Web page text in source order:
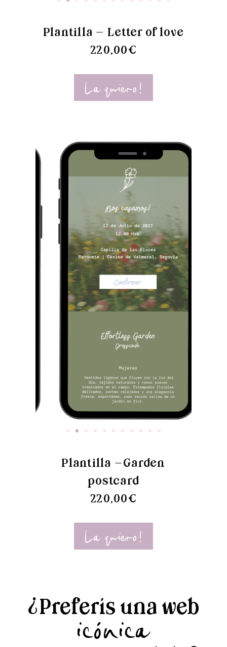
Plantilla - Letter of love
220,00€​
La quiero!
Plantilla -Garden
postcard
220,00€​
La quiero!
¿Preferís una web
icónica